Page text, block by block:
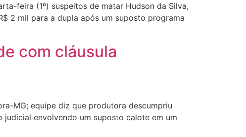
feira (1º) suspeitos de matar Hudson da Silva,
2 mil para a dupla após um suposto programa
com cláusula
MG; equipe diz que produtora descumpriu
envolvendo um suposto calote em um